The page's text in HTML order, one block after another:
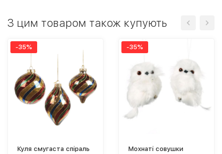
З цим товаром також купують
-35%
Куля смугаста спіраль
-35%
Мохнаті совушки